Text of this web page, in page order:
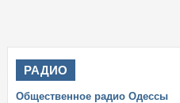
РАДИО
Общественное радио Одессы